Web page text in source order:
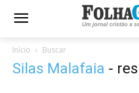
Início Buscar
Silas Malafaia -